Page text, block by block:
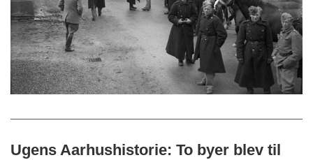
Ugens Aarhushistorie: To byer blev til